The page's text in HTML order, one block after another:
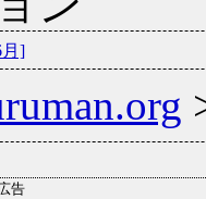
月]